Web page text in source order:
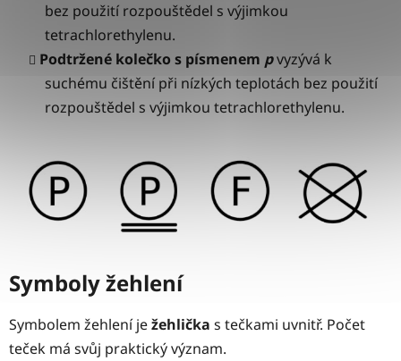
bez použití rozpouštědel s výjimkou
tetrachlorethylenu.
Podtržené kolečko s písmenem pvyzývá k
suchému čištění při nízkých teplotách bez použití
rozpouštědel s výjimkou tetrachlorethylenu.
Symboly žehlení
Symbolem žehlení ježehlička s tečkami uvnitř. Počet
teček má svůj praktický význam.